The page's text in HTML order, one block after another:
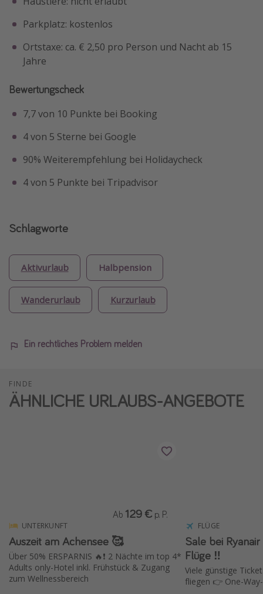
Parkplatz: kostenlos
Ortstaxe: ca. € 2,50 pro Person und Nacht ab 15
Jahre
Bewertungscheck
7,7 von 10 Punkte bei Booking
4 von 5 Sterne bei Google
90% Weiterempfehlung bei Holidaycheck
4 von 5 Punkte bei Tripadvisor
Schlagworte
Aktivurlaub Halbpension
Wanderurlaub Kurzurlaub
Ein rechtliches Problem melden
FINDE
ÄHNLICHE URLAUBS-ANGEBOTE
UNTERKUNFT
Auszeit am Achensee 🥰
Über 50% ERSPARNIS 🔥❗️ 2 Nächte im top 4*
Adults only-Hotel inkl. Frühstück & Zugang
zum Wellnessbereich
Ab 129 € p. P.
FLÜGE
Sale bei Ryanair ✈️ 15 %
Flüge ‼️
Viele günstige
fliegen 👉 One-